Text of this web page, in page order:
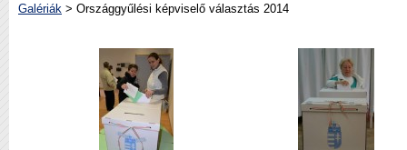
Galériák > Országgyűlési képviselő választás 2014